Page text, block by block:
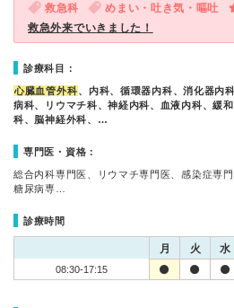
救急科 めまい・吐き気・嘔吐
救急外来でいきました！
診療科目：
心臓血管外科、内科、循環器内科、消化器内
病科、リウマチ科、神経内科、血液内科、緩
科、脳神経外科、…
専門医・資格：
総合内科専門医、リウマチ専門医、感染症専
糖尿病専…
診療時間
月 火 水
08:30-17:15